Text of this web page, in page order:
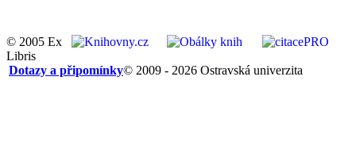
© 2005 Ex
Libris
© 2009 - 2026 Ostravská univerzita
Dotazy a připomínky